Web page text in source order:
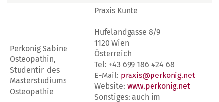
Perkonig Sabine
Osteopathin,
Studentin des
Masterstudiums
Osteopathie
Praxis Kunte
Hufelandgasse 8/9
1120 Wien
Österreich
Tel: +43 699 186 424 68
E-Mail: praxis@perkonig.net
Website: www.perkonig.net
Sonstiges: auch im